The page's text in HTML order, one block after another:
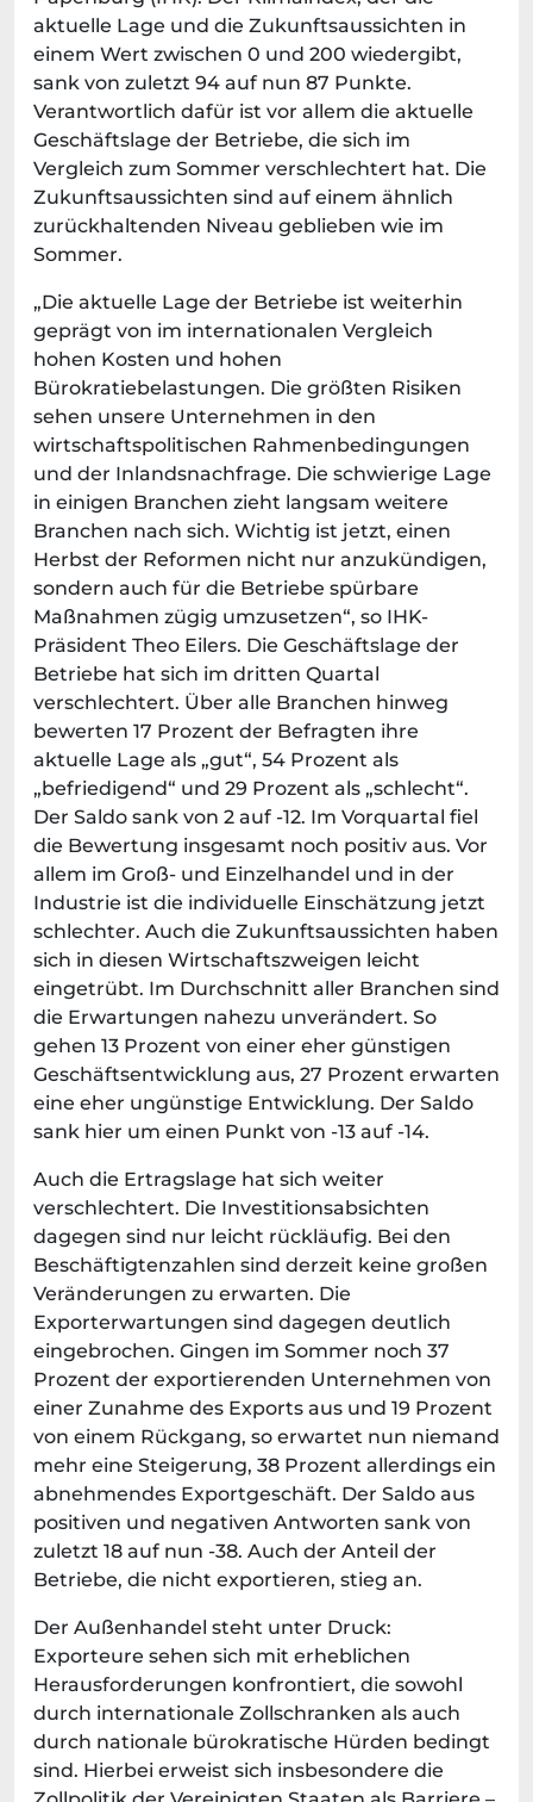
aktuelle Lage und die Zukunftsaussichten in
einem Wert zwischen 0 und 200 wiedergibt,
sank von zuletzt 94 auf nun 87 Punkte.
Verantwortlich dafür ist vor allem die aktuelle
Geschäftslage der Betriebe, die sich im
Vergleich zum Sommer verschlechtert hat. Die
Zukunftsaussichten sind auf einem ähnlich
zurückhaltenden Niveau geblieben wie im
Sommer.
„Die aktuelle Lage der Betriebe ist weiterhin
geprägt von im internationalen Vergleich
hohen Kosten und hohen
Bürokratiebelastungen. Die größten Risiken
sehen unsere Unternehmen in den
wirtschaftspolitischen Rahmenbedingungen
und der Inlandsnachfrage. Die schwierige Lage
in einigen Branchen zieht langsam weitere
Branchen nach sich. Wichtig ist jetzt, einen
Herbst der Reformen nicht nur anzukündigen,
sondern auch für die Betriebe spürbare
Maßnahmen zügig umzusetzen“, so IHK-
Präsident Theo Eilers. Die Geschäftslage der
Betriebe hat sich im dritten Quartal
verschlechtert. Über alle Branchen hinweg
bewerten 17 Prozent der Befragten ihre
aktuelle Lage als „gut“, 54 Prozent als
„befriedigend“ und 29 Prozent als „schlecht“.
Der Saldo sank von 2 auf -12. Im Vorquartal fiel
die Bewertung insgesamt noch positiv aus. Vor
allem im Groß- und Einzelhandel und in der
Industrie ist die individuelle Einschätzung jetzt
schlechter. Auch die Zukunftsaussichten haben
sich in diesen Wirtschaftszweigen leicht
eingetrübt. Im Durchschnitt aller Branchen sind
die Erwartungen nahezu unverändert. So
gehen 13 Prozent von einer eher günstigen
Geschäftsentwicklung aus, 27 Prozent erwarten
eine eher ungünstige Entwicklung. Der Saldo
sank hier um einen Punkt von -13 auf -14.
Auch die Ertragslage hat sich weiter
verschlechtert. Die Investitionsabsichten
dagegen sind nur leicht rückläufig. Bei den
Beschäftigtenzahlen sind derzeit keine großen
Veränderungen zu erwarten. Die
Exporterwartungen sind dagegen deutlich
eingebrochen. Gingen im Sommer noch 37
Prozent der exportierenden Unternehmen von
einer Zunahme des Exports aus und 19 Prozent
von einem Rückgang, so erwartet nun niemand
mehr eine Steigerung, 38 Prozent allerdings ein
abnehmendes Exportgeschäft. Der Saldo aus
positiven und negativen Antworten sank von
zuletzt 18 auf nun -38. Auch der Anteil der
Betriebe, die nicht exportieren, stieg an.
Der Außenhandel steht unter Druck:
Exporteure sehen sich mit erheblichen
Herausforderungen konfrontiert, die sowohl
durch internationale Zollschranken als auch
durch nationale bürokratische Hürden bedingt
sind. Hierbei erweist sich insbesondere die